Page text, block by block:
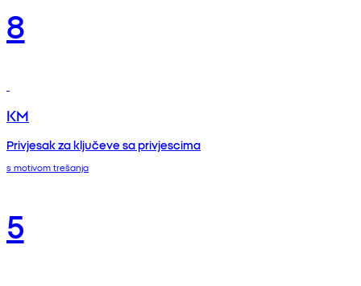
8
KM
Privjesak za ključeve sa privjescima
s motivom trešanja
5